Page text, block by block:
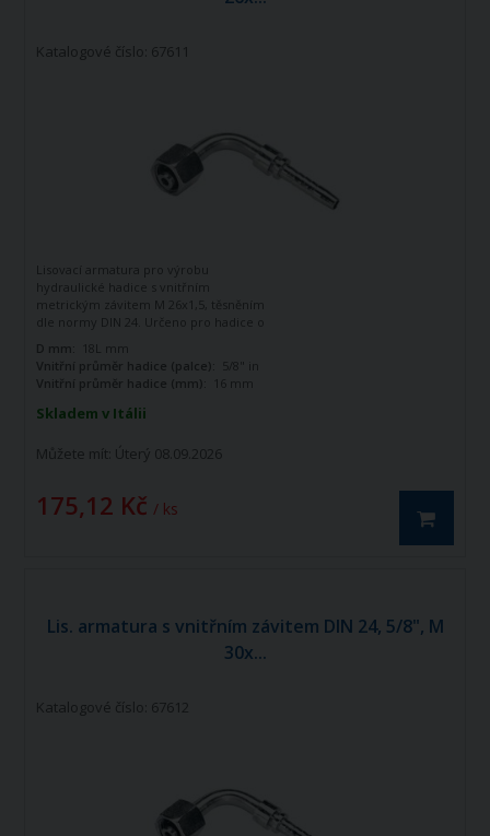
Katalogové číslo: 67611
Skladem v Itálii
Můžete mít: Úterý 08.09.2026
175,12 Kč / ks
Lisovací armatura pro výrobu
hydraulické hadice s vnitřním
metrickým závitem M 26x1,5, těsněním
dle normy DIN 24. Určeno pro hadice o
stupňů.
D mm:
18L mm
Vnitřní průměr hadice (palce):
5/8" in
Vnitřní průměr hadice (mm):
16 mm
Lis. armatura s vnitřním závitem DIN 24, 5/8", M
30x...
Katalogové číslo: 67612